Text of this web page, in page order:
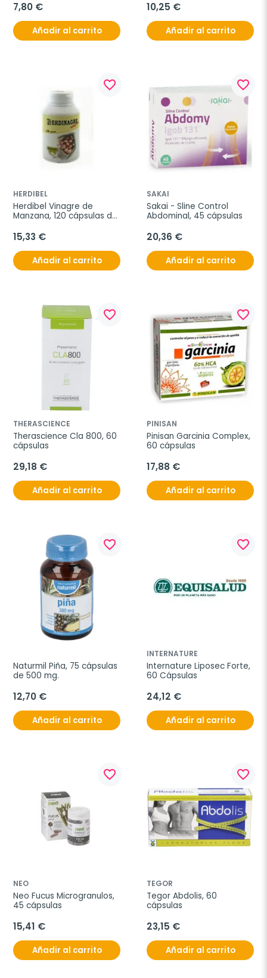
7,80 €
Añadir al carrito
10,25 €
Añadir al carrito
favorite_border
HERDIBEL
Herdibel Vinagre de
Manzana, 120 cápsulas de
15,33 €
Añadir al carrito
favorite_border
SAKAI
Sakai - Sline Control
Abdominal, 45 cápsulas
20,36 €
Añadir al carrito
favorite_border
THERASCIENCE
Therascience Cla 800, 60
cápsulas
29,18 €
Añadir al carrito
favorite_border
PINISAN
Pinisan Garcinia Complex,
60 cápsulas
17,88 €
Añadir al carrito
favorite_border
Naturmil Piña, 75 cápsulas
de 500 mg.
12,70 €
Añadir al carrito
favorite_border
INTERNATURE
Internature Liposec Forte,
60 Cápsulas
24,12 €
Añadir al carrito
favorite_border
NEO
Neo Fucus Microgranulos,
45 cápsulas
15,41 €
Añadir al carrito
favorite_border
TEGOR
Tegor Abdolis, 60
cápsulas
23,15 €
Añadir al carrito